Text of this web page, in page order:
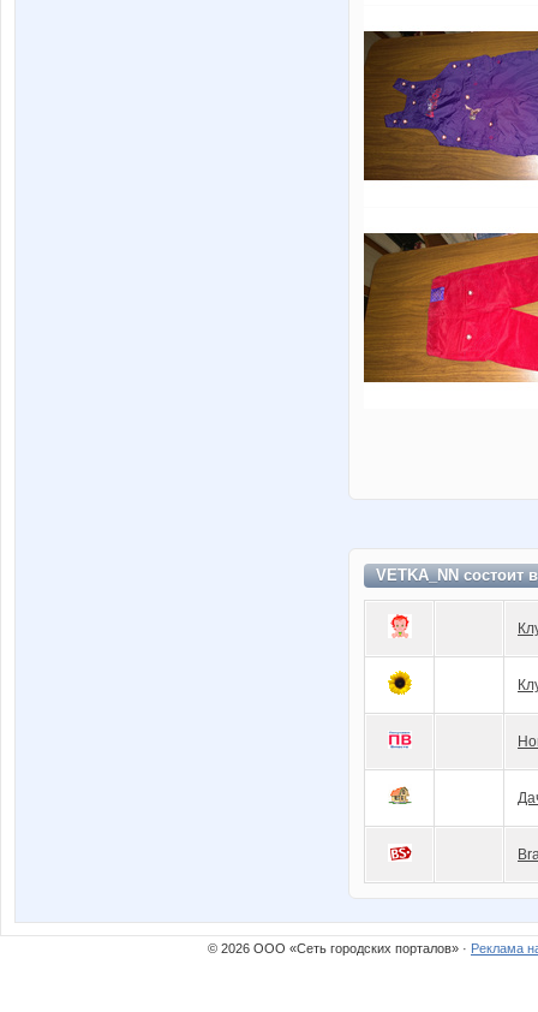
VETKA_NN состоит
© 2026 ООО «Сеть городских порталов» · Реклама